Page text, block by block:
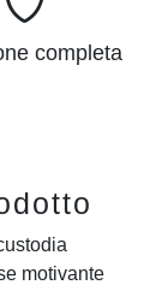
completa
motivante